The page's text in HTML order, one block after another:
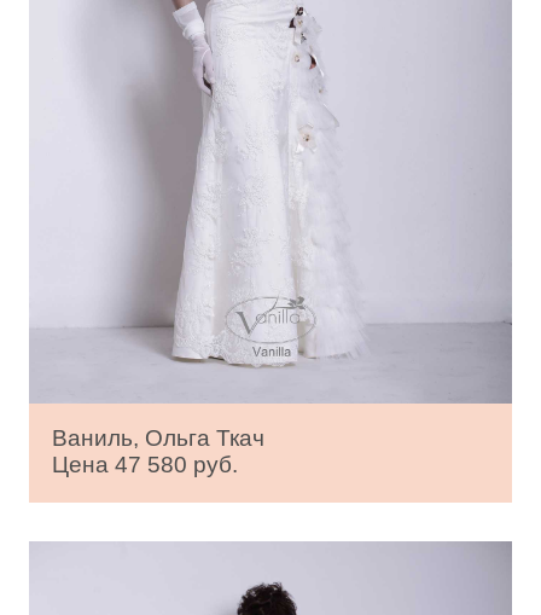
Ваниль, Ольга Ткач
Цена 47 580 руб.